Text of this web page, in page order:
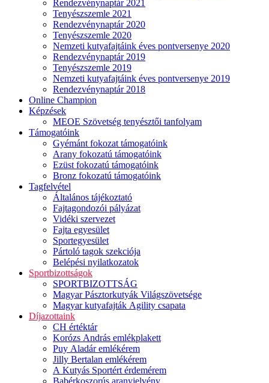
Rendezvénynaptár 2021
Tenyészszemle 2021
Rendezvénynaptár 2020
Tenyészszemle 2020
Nemzeti kutyafajtáink éves pontversenye 2020
Rendezvénynaptár 2019
Tenyészszemle 2019
Nemzeti kutyafajtáink éves pontversenye 2019
Rendezvénynaptár 2018
Online Champion
Képzések
MEOE Szövetség tenyésztői tanfolyam
Támogatóink
Gyémánt fokozat támogatóink
Arany fokozatú támogatóink
Ezüst fokozatú támogatóink
Bronz fokozatú támogatóink
Tagfelvétel
Általános tájékoztató
Fajtagondozói pályázat
Vidéki szervezet
Fajta egyesület
Sportegyesület
Pártoló tagok szekciója
Belépési nyilatkozatok
Sportbizottságok
SPORTBIZOTTSÁG
Magyar Pásztorkutyák Világszövetsége
Magyar kutyafajták Agility csapata
Díjazottaink
CH értéktár
Korózs András emlékplakett
Puy Aladár emlékérem
Jilly Bertalan emlékérem
A Kutyás Sportért érdemérem
Babérkoszorús aranyjelvény